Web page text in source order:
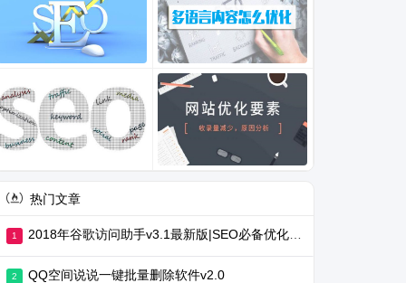
热门文章
2018年谷歌访问助手v3.1最新版|SEO必备优化工具
QQ空间说说一键批量删除软件v2.0